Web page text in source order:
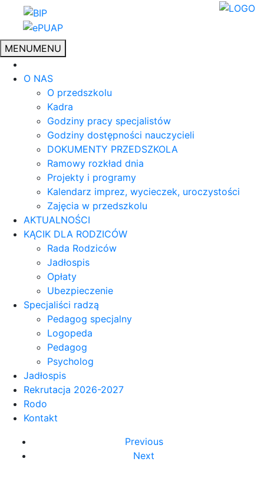
MENUMENU
O NAS
O przedszkolu
Kadra
Godziny pracy specjalistów
Godziny dostępności nauczycieli
DOKUMENTY PRZEDSZKOLA
Ramowy rozkład dnia
Projekty i programy
Kalendarz imprez, wycieczek, uroczystości
Zajęcia w przedszkolu
AKTUALNOŚCI
KĄCIK DLA RODZICÓW
Rada Rodziców
Jadłospis
Opłaty
Ubezpieczenie
Specjaliści radzą
Pedagog specjalny
Logopeda
Pedagog
Psycholog
Jadłospis
Rekrutacja 2026-2027
Rodo
Kontakt
Previous
Next